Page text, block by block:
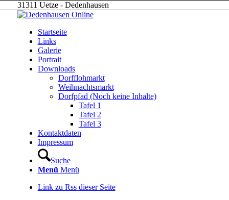
31311 Uetze - Dedenhausen
Startseite
Links
Galerie
Portrait
Downloads
Dorfflohmarkt
Weihnachtsmarkt
Dorfpfad (Noch keine Inhalte)
Tafel 1
Tafel 2
Tafel 3
Kontaktdaten
Impressum
Suche
Menü Menü
Link zu Rss dieser Seite